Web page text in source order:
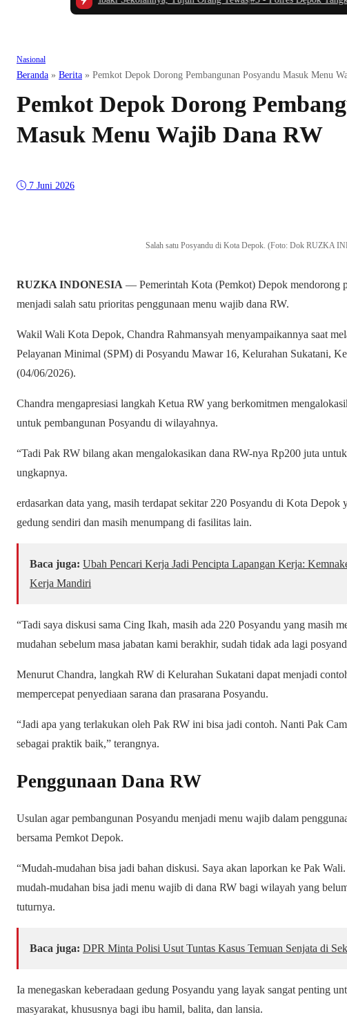
Nasional
Beranda » Berita » Pemkot Depok Dorong Pembangunan Posyandu Masuk Menu
Pemkot Depok Dorong
Masuk Menu Wajib Dana RW
7 Juni 2026
Salah satu Posyandu di Kota Depok. (Foto: Dok RUZKA
RUZKA INDONESIA — Pemerintah Kota (Pemkot) Depok mendorong
menjadi salah satu prioritas penggunaan menu wajib dana RW.
Wakil Wali Kota Depok, Chandra Rahmansyah menyampaikannya saat
Pelayanan Minimal (SPM) di Posyandu Mawar 16, Kelurahan Sukatani,
(04/06/2026).
Chandra mengapresiasi langkah Ketua RW yang berkomitmen
untuk pembangunan Posyandu di wilayahnya.
“Tadi Pak RW bilang akan mengalokasikan dana RW-nya Rp200 juta
ungkapnya.
erdasarkan data yang, masih terdapat sekitar 220 Posyandu di Kota
gedung sendiri dan masih menumpang di fasilitas lain.
Baca juga: Ubah Pencari Kerja Jadi Pencipta Lapangan Kerja:
Kerja Mandiri
“Tadi saya diskusi sama Cing Ikah, masih ada 220 Posyandu yang masih
mudahan sebelum masa jabatan kami berakhir, sudah tidak ada lagi
Menurut Chandra, langkah RW di Kelurahan Sukatani dapat menjadi
mempercepat penyediaan sarana dan prasarana Posyandu.
“Jadi apa yang terlakukan oleh Pak RW ini bisa jadi contoh. Nanti Pak
sebagai praktik baik,” terangnya.
Penggunaan Dana RW
Usulan agar pembangunan Posyandu menjadi menu wajib dalam
bersama Pemkot Depok.
“Mudah-mudahan bisa jadi bahan diskusi. Saya akan laporkan ke Pak
mudah-mudahan bisa jadi menu wajib di dana RW bagi wilayah yang
tuturnya.
Baca juga: DPR Minta Polisi Usut Tuntas Kasus Temuan Senjata di
Ia menegaskan keberadaan gedung Posyandu yang layak sangat penting
masyarakat, khususnya bagi ibu hamil, balita, dan lansia.